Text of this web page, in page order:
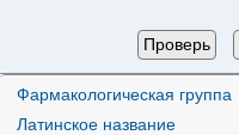
Проверь
Фармакологическая группа
Латинское название